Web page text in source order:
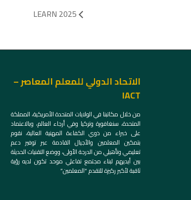
الاتحاد الدولي للمعلم المعاصر –
IACT
من خلال مكاتبنا في الولايات المتحدة الأمريكية، المملكة
المتحدة، سنغافورة وتركيا وفي أرجاء العالم، وبالاعتماد
على خبراء من ذوي الكفاءة المهنية العالية، نقوم
بتمكين المعلمين والأجيال القادمة عبر توفير دعم
تعليمي وتأهيلي من الدرجة الأولى، ووضع التقنيات الحديثة
بين أيديهم لبناء مجتمع تفاعلي موحد تكون لديه رؤية
ثاقبة لأكبر ركيزة للتقدم “المعلمين”